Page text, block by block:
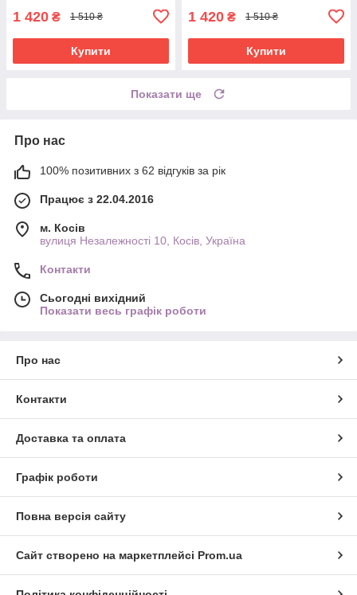
1 420 ₴ 1 510 ₴
Купити
1 420 ₴ 1 510 ₴
Купити
Показати ще
Про нас
100% позитивних з 62 відгуків за рік
Працює з 22.04.2016
м. Косів
вулиця Незалежності 10, Косів, Україна
Контакти
Сьогодні вихідний
Показати весь графік роботи
Про нас
Контакти
Доставка та оплата
Графік роботи
Повна версія сайту
Сайт створено на маркетплейсі Prom.ua